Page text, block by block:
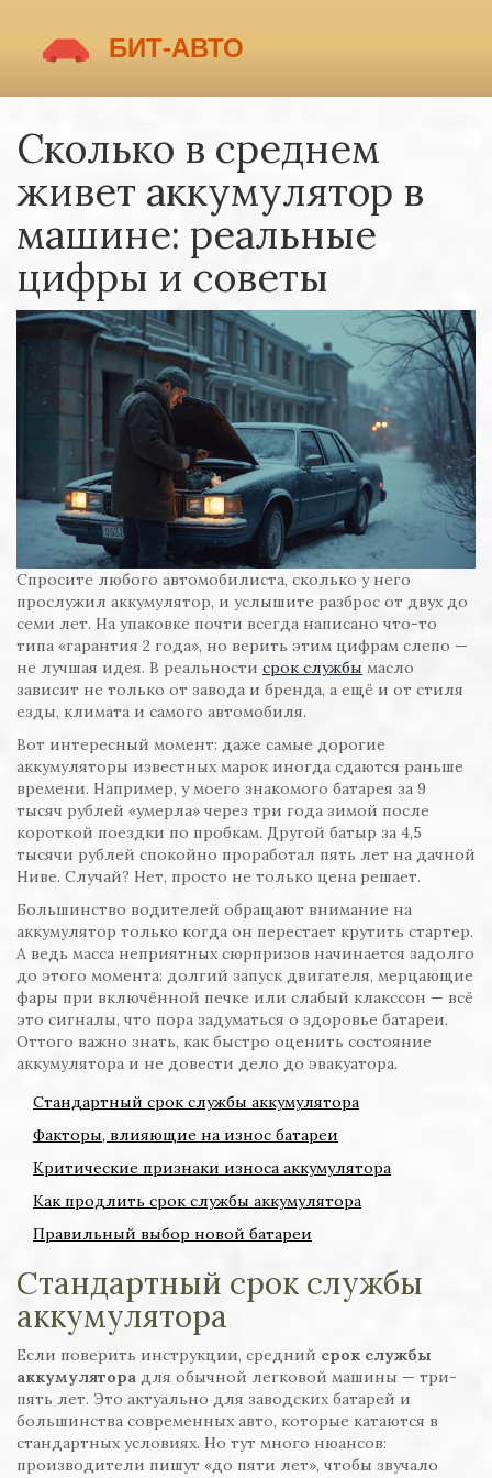
Сколько в среднем
живет аккумулятор в
машине: реальные
цифры и советы
Спросите любого автомобилиста, сколько у него
прослужил аккумулятор, и услышите разброс от двух до
семи лет. На упаковке почти всегда написано что-то
типа «гарантия 2 года», но верить этим цифрам слепо —
не лучшая идея. В реальности срок службы масло
зависит не только от завода и бренда, а ещё и от стиля
езды, климата и самого автомобиля.
Вот интересный момент: даже самые дорогие
аккумуляторы известных марок иногда сдаются раньше
времени. Например, у моего знакомого батарея за 9
тысяч рублей «умерла» через три года зимой после
короткой поездки по пробкам. Другой батыр за 4,5
тысячи рублей спокойно проработал пять лет на дачной
Ниве. Случай? Нет, просто не только цена решает.
Большинство водителей обращают внимание на
аккумулятор только когда он перестает крутить стартер.
А ведь масса неприятных сюрпризов начинается задолго
до этого момента: долгий запуск двигателя, мерцающие
фары при включённой печке или слабый клакссон — всё
это сигналы, что пора задуматься о здоровье батареи.
Оттого важно знать, как быстро оценить состояние
аккумулятора и не довести дело до эвакуатора.
Стандартный срок службы аккумулятора
Факторы, влияющие на износ батареи
Критические признаки износа аккумулятора
Как продлить срок службы аккумулятора
Правильный выбор новой батареи
Стандартный срок службы
аккумулятора
Если поверить инструкции, средний срок службы
аккумулятора для обычной легковой машины — три-
пять лет. Это актуально для заводских батарей и
большинства современных авто, которые катаются в
стандартных условиях. Но тут много нюансов:
производители пишут «до пяти лет», чтобы звучало